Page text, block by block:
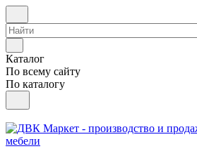
Каталог
По всему сайту
По каталогу